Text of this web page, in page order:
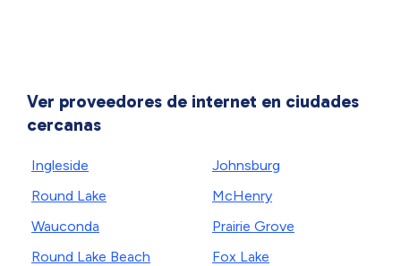
Ver proveedores de internet en ciudades
cercanas
Ingleside
Round Lake
Wauconda
Round Lake Beach
Johnsburg
McHenry
Prairie Grove
Fox Lake